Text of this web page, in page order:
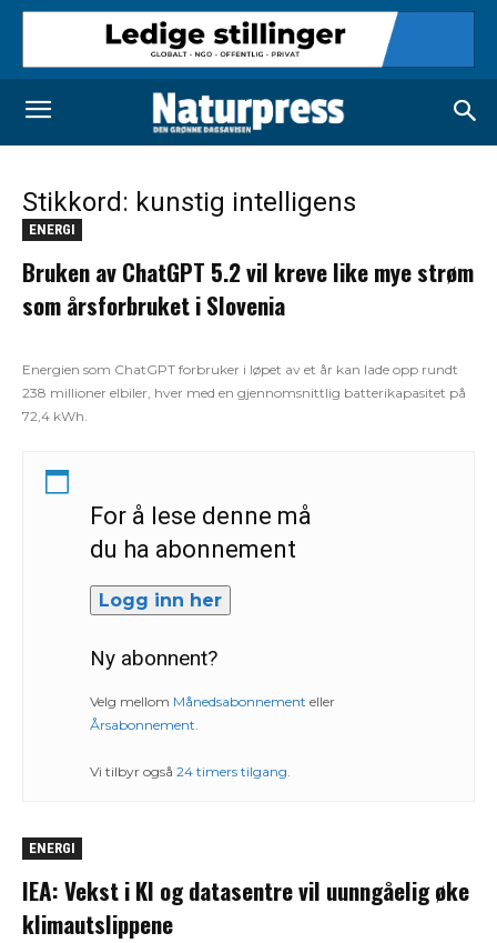
Stikkord: kunstig intelligens
ENERGI
Bruken av ChatGPT 5.2 vil kreve like mye strøm
som årsforbruket i Slovenia
Energien som ChatGPT forbruker i løpet av et år kan lade opp rundt
238 millioner elbiler, hver med en gjennomsnittlig batterikapasitet på
72,4 kWh.
For å lese denne må
du ha abonnement
Logg inn her
Ny abonnent?
Velg mellom Månedsabonnement eller
Årsabonnement.
Vi tilbyr også 24 timers tilgang.
ENERGI
IEA: Vekst i KI og datasentre vil uunngåelig øke
klimautslippene